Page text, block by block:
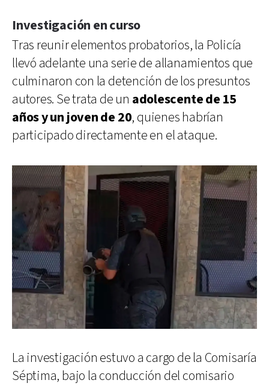
Investigación en curso
Tras reunir elementos probatorios, la Policía
llevó adelante una serie de allanamientos que
culminaron con la detención de los presuntos
autores. Se trata de un adolescente de 15
años y un joven de 20, quienes habrían
participado directamente en el ataque.
La investigación estuvo a cargo de la Comisaría
Séptima, bajo la conducción del comisario